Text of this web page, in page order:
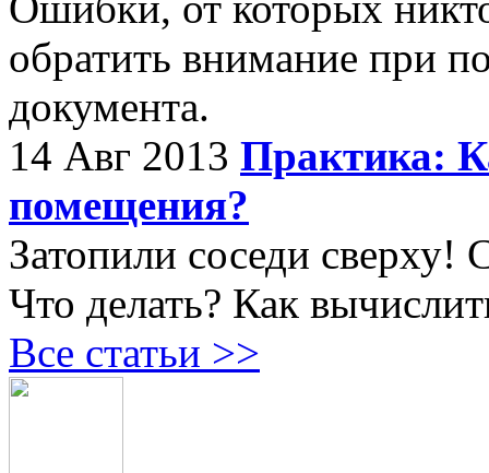
обратить внимание при
документа.
14 Авг 2013 Практика:
помещения?
Затопили соседи сверху!
Что делать? Как
Все статьи >>